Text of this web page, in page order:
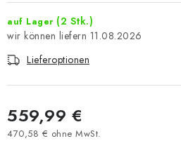
auf Lager (2 Stk.)
11.08.2026
Lieferoptionen
559,99 €
470,58 € ohne MwSt.